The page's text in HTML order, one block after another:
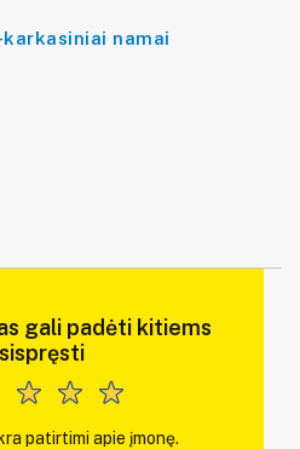
namai
gali padėti kitiems
patirtimi apie įmonę.